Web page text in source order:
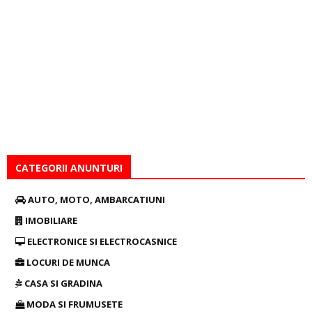
CATEGORII ANUNTURI
AUTO, MOTO, AMBARCATIUNI
IMOBILIARE
ELECTRONICE SI ELECTROCASNICE
LOCURI DE MUNCA
CASA SI GRADINA
MODA SI FRUMUSETE